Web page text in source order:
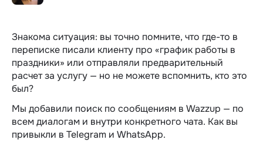
Знакома ситуация: вы точно помните, что где-то в
переписке писали клиенту про «график работы в
праздники» или отправляли предварительный
расчет за услугу — но не можете вспомнить, кто это
был?
Мы добавили поиск по сообщениям в Wazzup — по
всем диалогам и внутри конкретного чата. Как вы
привыкли в Telegram и WhatsApp.